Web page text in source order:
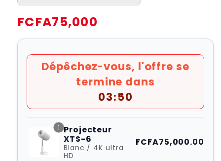
Prix
habituel
FCFA75,000
Dépêchez-vous, l'offre se
termine dans
03:48
1 Projecteur
XTS-6
Blanc / 4K ultra
HD
FCFA75,000.00